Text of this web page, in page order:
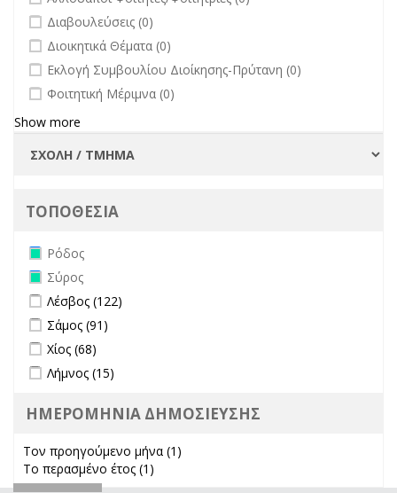
undefined
Διαβουλεύσεις (0)
undefined
Διοικητικά Θέματα (0)
undefined
Εκλογή Συμβουλίου Διοίκησης-Πρύτανη (0)
undefined
Φοιτητική Μέριμνα (0)
Show more
ΤΟΠΟΘΕΣΙΑ
Remove Ρόδος filter
Ρόδος
Remove Σύρος filter
Σύρος
Apply Λέσβος filter
Λέσβος (122)
Apply Σάμος filter
Σάμος (91)
Apply Χίος filter
Χίος (68)
Apply Λήμνος filter
Λήμνος (15)
ΗΜΕΡΟΜΗΝΙΑ ΔΗΜΟΣΙΕΥΣΗΣ
Τον προηγούμενο μήνα (1)
Το περασμένο έτος (1)